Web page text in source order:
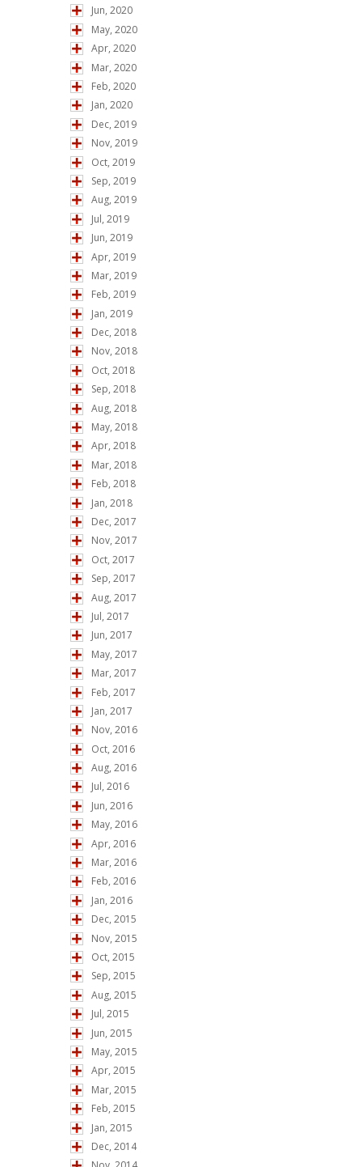
Jun, 2020
May, 2020
Apr, 2020
Mar, 2020
Feb, 2020
Jan, 2020
Dec, 2019
Nov, 2019
Oct, 2019
Sep, 2019
Aug, 2019
Jul, 2019
Jun, 2019
Apr, 2019
Mar, 2019
Feb, 2019
Jan, 2019
Dec, 2018
Nov, 2018
Oct, 2018
Sep, 2018
Aug, 2018
May, 2018
Apr, 2018
Mar, 2018
Feb, 2018
Jan, 2018
Dec, 2017
Nov, 2017
Oct, 2017
Sep, 2017
Aug, 2017
Jul, 2017
Jun, 2017
May, 2017
Mar, 2017
Feb, 2017
Jan, 2017
Nov, 2016
Oct, 2016
Aug, 2016
Jul, 2016
Jun, 2016
May, 2016
Apr, 2016
Mar, 2016
Feb, 2016
Jan, 2016
Dec, 2015
Nov, 2015
Oct, 2015
Sep, 2015
Aug, 2015
Jul, 2015
Jun, 2015
May, 2015
Apr, 2015
Mar, 2015
Feb, 2015
Jan, 2015
Dec, 2014